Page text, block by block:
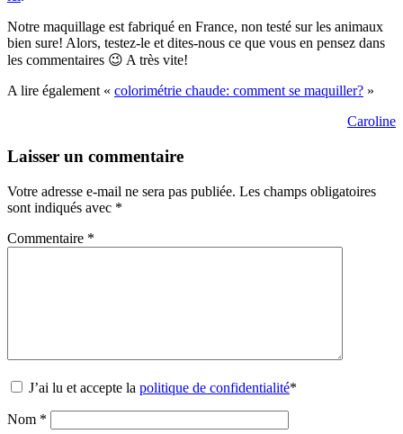
Notre maquillage est fabriqué en France, non testé sur les animaux
bien sure! Alors, testez-le et dites-nous ce que vous en pensez dans
les commentaires 😉 A très vite!
A lire également « colorimétrie chaude: comment se maquiller? »
Caroline
Laisser un commentaire
Votre adresse e-mail ne sera pas publiée. Les champs obligatoires
sont indiqués avec *
Commentaire *
J’ai lu et accepte la politique de confidentialité*
Nom *